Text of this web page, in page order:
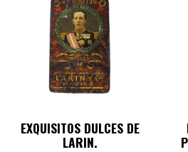
EXQUISITOS DULCES DE
LARIN.